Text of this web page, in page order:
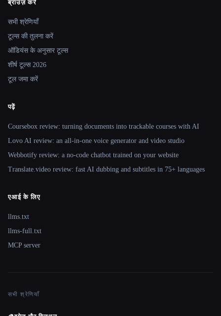
Site navigation
ब्राउज़ करें
सभी श्रेणियाँ
टूल्स की तुलना करें
ऑडियंस के अनुसार टूल्स
शीर्ष टूल्स 2026
टूल जमा करें
पढ़ें
Coursebox review: turning documents into trackable courses with AI
Lovo AI review: an all-in-one voice generator and video studio
Webbotify review: a no-code chatbot trained on your website
Translate.video review: fast AI dubbing and subtitles in 75+ languages
एआई के लिए
llms.txt
llms-full.txt
MCP server
सभी श्रेणियाँ